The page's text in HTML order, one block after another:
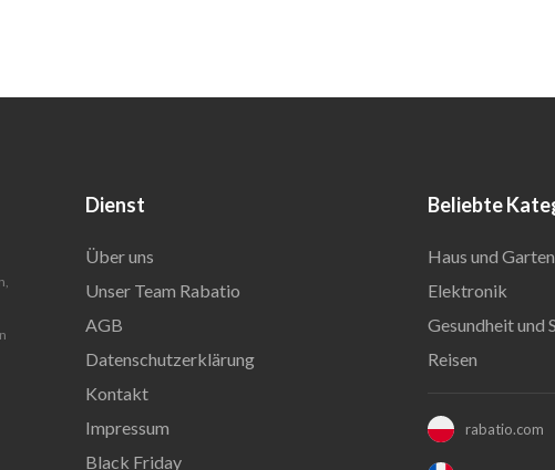
Dienst
Über uns
Unser Team Rabatio
AGB
Datenschutzerklärung
Kontakt
Impressum
Black Friday
Beliebte
Haus und Garten
Elektronik
Gesundheit und
Reisen
rabatio.com